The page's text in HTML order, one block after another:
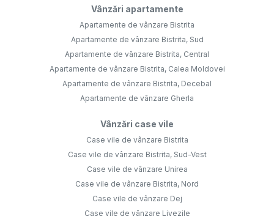
Vânzări apartamente
Apartamente de vânzare Bistrita
Apartamente de vânzare Bistrita, Sud
Apartamente de vânzare Bistrita, Central
Apartamente de vânzare Bistrita, Calea Moldovei
Apartamente de vânzare Bistrita, Decebal
Apartamente de vânzare Gherla
Vânzări case vile
Case vile de vânzare Bistrita
Case vile de vânzare Bistrita, Sud-Vest
Case vile de vânzare Unirea
Case vile de vânzare Bistrita, Nord
Case vile de vânzare Dej
Case vile de vânzare Livezile